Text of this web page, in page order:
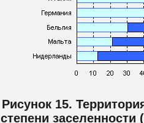
Рисунок 15.
степени заселенности